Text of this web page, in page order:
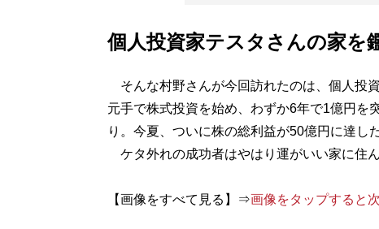
個人投資家テスタさんの家を
そんな村野さんが今回訪れたのは、個人投
元手で株式投資を始め、わずか6年で1億円を
り。今夏、ついに株の総利益が50億円に達し
ケタ外れの成功者はやはり運がいい家に住
【画像をすべて見る】⇒画像をタップすると